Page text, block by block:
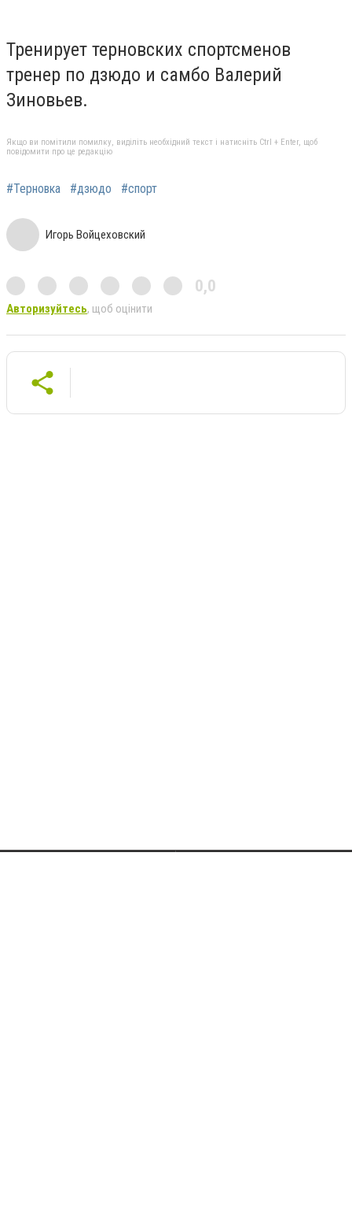
Тренирует терновских спортсменов
тренер по дзюдо и самбо Валерий
Зиновьев.
Якщо ви помітили помилку, виділіть необхідний текст і натисніть Ctrl + Enter, щоб
повідомити про це редакцію
#Терновка #дзюдо #спорт
Игорь Войцеховский
0,0
Авторизуйтесь, щоб оцінити